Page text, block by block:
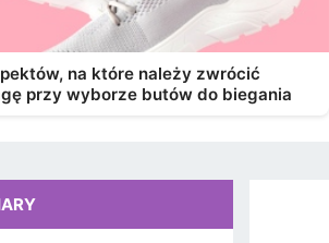
na które należy zwrócić
przy wyborze butów do biegania